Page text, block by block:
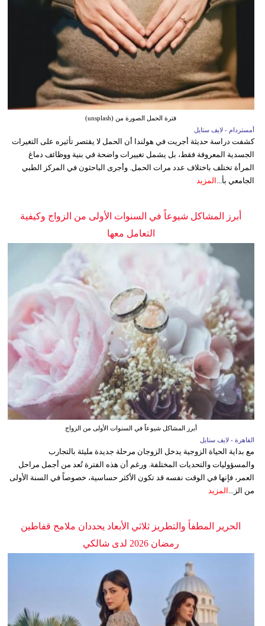
فترة الحمل الصورة من (unsplash)
أمستردام - لايف ستايل
كشفت دراسة حديثة أجريت في هولندا أن الحمل لا يقتصر تأثيره على التغيرات
الجسدية المعروفة فقط، بل يشمل تغييرات واضحة في بنية ووظائف دماغ
المرأة تختلف باختلاف عدد مرات الحمل. وأجرى الباحثون في المركز الطبي
الجامعي بأ... المزيد
أبرز المشاكل شيوعاً في السنوات الأولى من الزواج وكيفية
التعامل معها
أبرز المشاكل شيوعاً في السنوات الأولى من الزواج
القاهرة - لايف ستايل
مع بداية الحياة الزوجية يدخل الزوجان مرحلة جديدة مليئة بالتجارب
والمسؤوليات والتحديات المختلفة. ورغم أن هذه الفترة تُعد من أجمل مراحل
العمر، فإنها في الوقت نفسه قد تكون الأكثر حساسية، خصوصاً في السنة الأولى
من الز...
المزيد
الحرير المطفأ والتطريز ثلاثي الأبعاد يحددان ملامح قفاطين
رمضان 2026 لدى شالكي